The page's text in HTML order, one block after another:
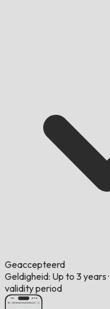
Geaccepteerd
Geldigheid: Up to 3 years ·
validity period